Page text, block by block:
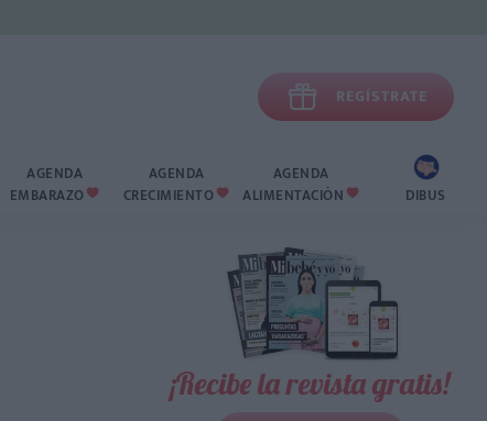
 REGÍSTRATE
AGENDA
EMBARAZO 
AGENDA
CRECIMIENTO 
AGENDA
ALIMENTACIÓN  DIBUS
¡Recibe la revista gratis!